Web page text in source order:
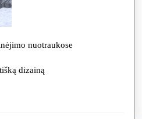
nuotraukose
dizainą